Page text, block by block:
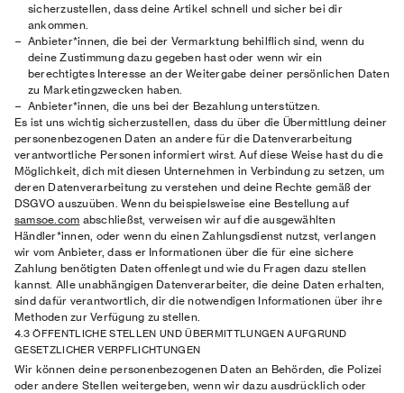
sicherzustellen, dass deine Artikel schnell und sicher bei dir
ankommen.
Anbieter*innen, die bei der Vermarktung behilflich sind, wenn du
deine Zustimmung dazu gegeben hast oder wenn wir ein
berechtigtes Interesse an der Weitergabe deiner persönlichen Daten
zu Marketingzwecken haben.
Anbieter*innen, die uns bei der Bezahlung unterstützen.
Es ist uns wichtig sicherzustellen, dass du über die Übermittlung deiner
personenbezogenen Daten an andere für die Datenverarbeitung
verantwortliche Personen informiert wirst. Auf diese Weise hast du die
Möglichkeit, dich mit diesen Unternehmen in Verbindung zu setzen, um
deren Datenverarbeitung zu verstehen und deine Rechte gemäß der
DSGVO auszuüben. Wenn du beispielsweise eine Bestellung auf
samsoe.com abschließst, verweisen wir auf die ausgewählten
Händler*innen, oder wenn du einen Zahlungsdienst nutzst, verlangen
wir vom Anbieter, dass er Informationen über die für eine sichere
Zahlung benötigten Daten offenlegt und wie du Fragen dazu stellen
kannst. Alle unabhängigen Datenverarbeiter, die deine Daten erhalten,
sind dafür verantwortlich, dir die notwendigen Informationen über ihre
Methoden zur Verfügung zu stellen.
4.3 ÖFFENTLICHE STELLEN UND ÜBERMITTLUNGEN AUFGRUND
GESETZLICHER VERPFLICHTUNGEN
Wir können deine personenbezogenen Daten an Behörden, die Polizei
oder andere Stellen weitergeben, wenn wir dazu ausdrücklich oder